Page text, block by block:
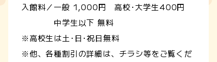
入館料／一般 1,000円 高校･大学生400円
中学生以下 無料
※高校生は土･日･祝日無料
※他、各種割引の詳細は、チラシ等をご覧くだ